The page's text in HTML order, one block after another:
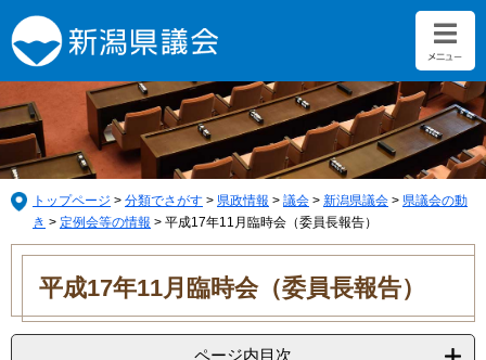
ー
ジ
の
先
頭
で
す。
ニ
ュ
ー
を
飛
ば
し
て
トップページ > 分類でさがす > 県政情報 > 議会 > 新潟県議会 > 県議会の動
き > 定例会等の情報 > 平成17年11月臨時会（委員長報告）
本
平成17年11月臨時会（委員長報告）
ページ内目次